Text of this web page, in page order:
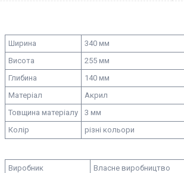
Ширина
340 мм
Висота
255 мм
Глибина
140 мм
Матеріал
Акрил
Товщина матеріалу
3 мм
Колір
різні кольори
Виробник
Власне виробництво